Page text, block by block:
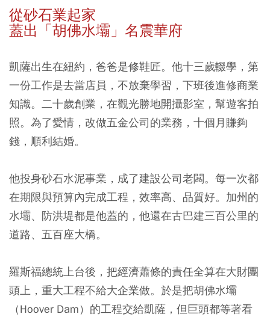
從砂石業起家
蓋出「胡佛水壩」名震華府
凱薩出生在紐約，爸爸是修鞋匠。他十三歲輟學，第
一份工作是去當店員，不放棄學習，下班後進修商業
知識。二十歲創業，在觀光勝地開攝影室，幫遊客拍
照。為了愛情，改做五金公司的業務，十個月賺夠
錢，順利結婚。
他投身砂石水泥事業，成了建設公司老闆。每一次都
在期限與預算內完成工程，效率高、品質好。加州的
水壩、防洪堤都是他蓋的，他還在古巴建三百公里的
道路、五百座大橋。
羅斯福總統上台後，把經濟蕭條的責任全算在大財團
頭上，重大工程不給大企業做。於是把胡佛水壩
（Hoover Dam）的工程交給凱薩，但巨頭都等著看